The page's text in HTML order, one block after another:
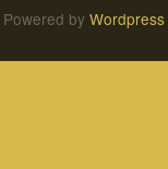
Powered by Wordpress